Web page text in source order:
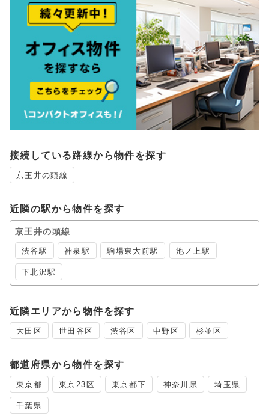
接続している路線から物件を探す
京王井の頭線
近隣の駅から物件を探す
京王井の頭線
渋谷駅 神泉駅 駒場東大前駅 池ノ上駅
下北沢駅
近隣エリアから物件を探す
大田区 世田谷区 渋谷区 中野区 杉並区
都道府県から物件を探す
東京都 東京23区 東京都下 神奈川県 埼玉県
千葉県